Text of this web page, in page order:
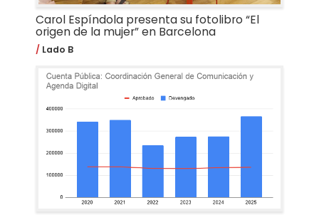
Carol Espíndola presenta su fotolibro “El
origen de la mujer” en Barcelona
Lado B